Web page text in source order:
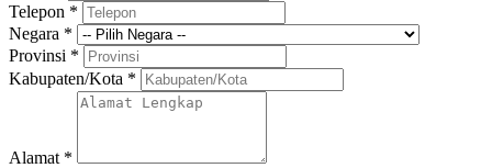
Telepon *
Negara *
Provinsi *
Kabupaten/Kota *
Alamat *